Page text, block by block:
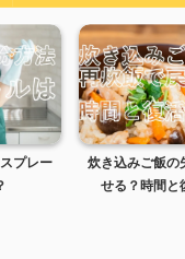
プレー
炊き込みご飯の
せる？時間と